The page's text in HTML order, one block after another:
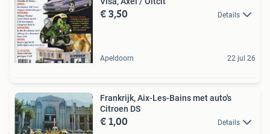
€ 3,50 Details
Apeldoorn 22 jul 26
Frankrijk, Aix-Les-Bains met auto's
Citroen DS
€ 1,00 Details